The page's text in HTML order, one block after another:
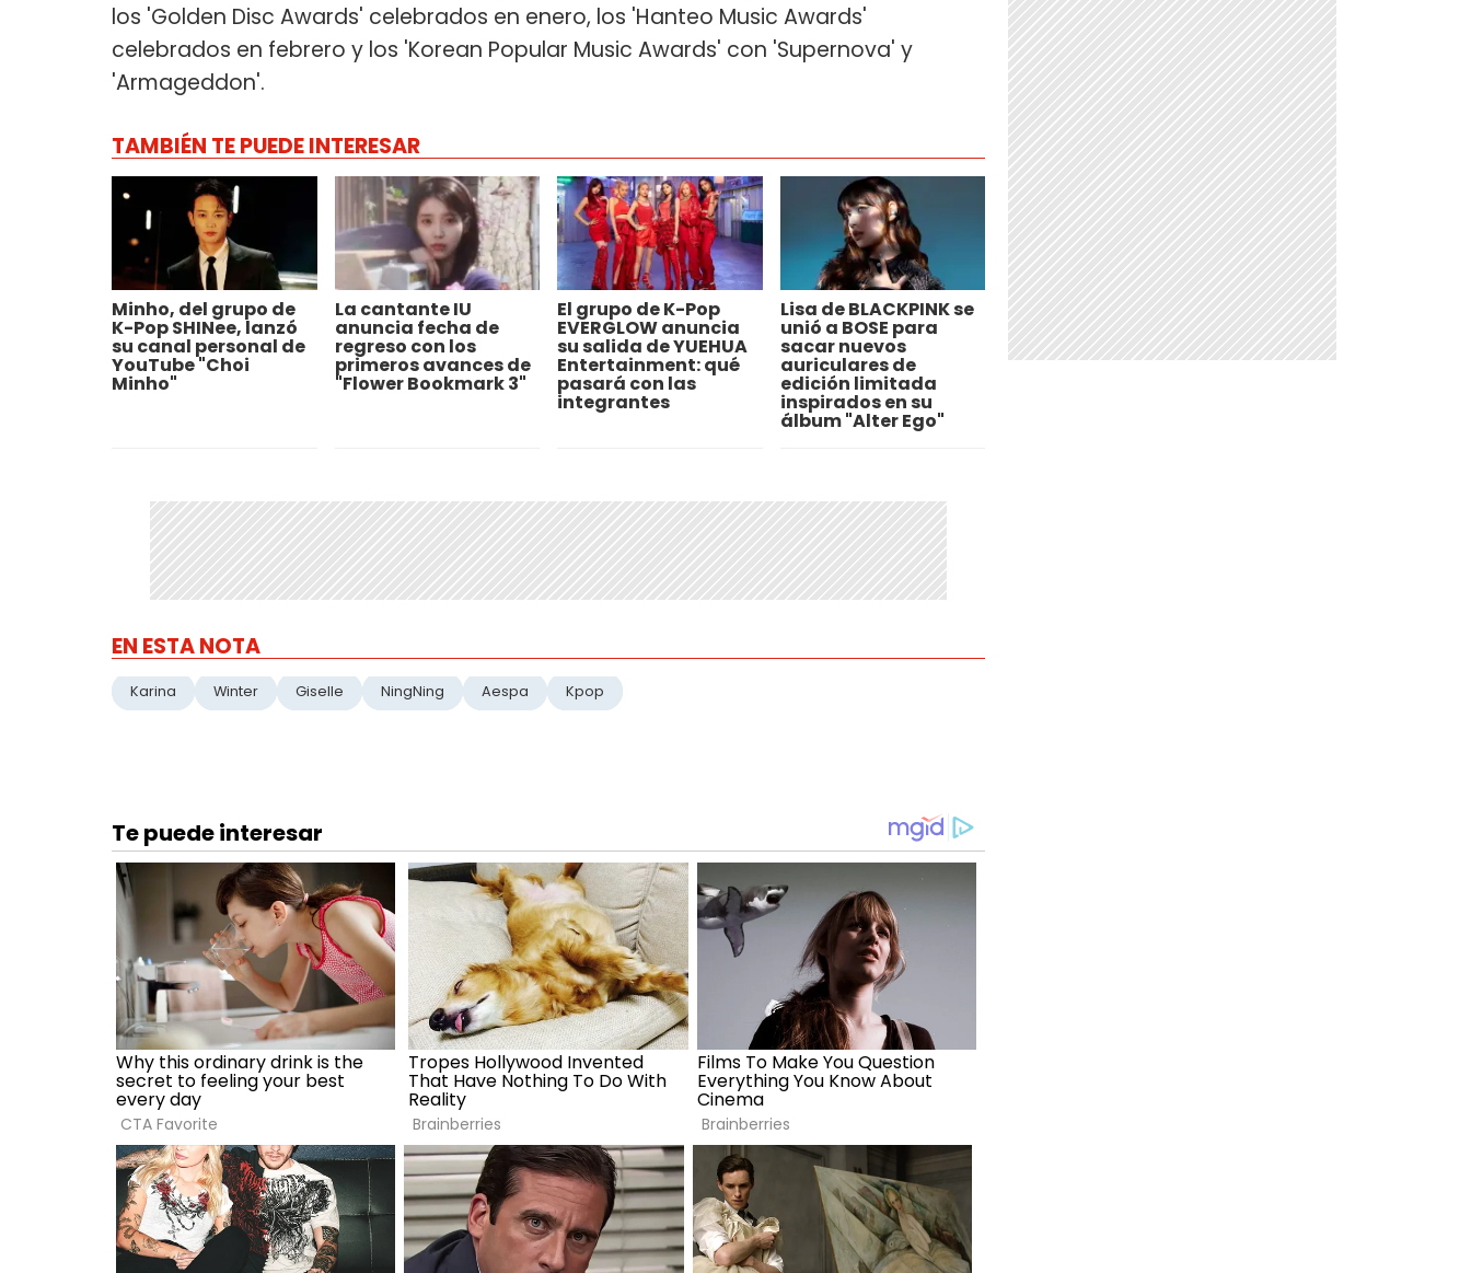
los 'Golden Disc Awards' celebrados en enero, los 'Hanteo Music Awards'
celebrados en febrero y los 'Korean Popular Music Awards' con 'Supernova' y
'Armageddon'.
TAMBIÉN TE PUEDE INTERESAR
Minho, del grupo de
K-Pop SHINee, lanzó
su canal personal de
YouTube "Choi
Minho"
La cantante IU
anuncia fecha de
regreso con los
primeros avances de
"Flower Bookmark 3"
El grupo de K-Pop
EVERGLOW anuncia
su salida de YUEHUA
Entertainment: qué
pasará con las
integrantes
Lisa de BLACKPINK se
unió a BOSE para
sacar nuevos
auriculares de
edición limitada
inspirados en su
álbum "Alter Ego"
EN ESTA NOTA
Karina Winter Giselle NingNing Aespa Kpop